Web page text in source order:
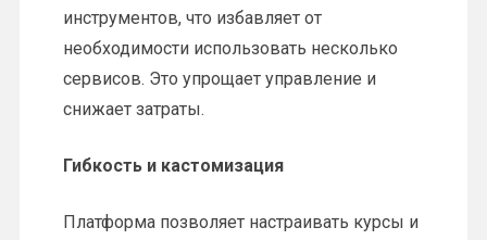
инструментов, что избавляет от
необходимости использовать несколько
сервисов. Это упрощает управление и
снижает затраты.
Гибкость и кастомизация
Платформа позволяет настраивать курсы и